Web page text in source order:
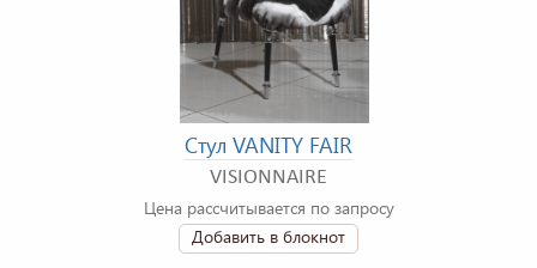
Стул VANITY FAIR
VISIONNAIRE
Цена рассчитывается по запросу
Добавить в блокнот